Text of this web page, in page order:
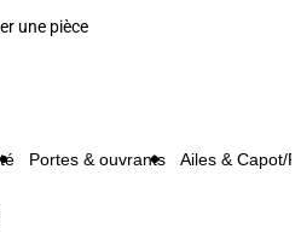
une pièce
Portes & ouvrants Ailes & Capot/